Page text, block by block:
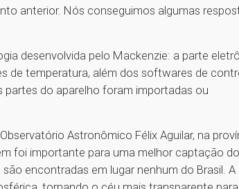
anterior. Nós conseguimos algumas
desenvolvida pelo Mackenzie: a parte
de temperatura, além dos softwares de
do aparelho foram importadas ou
Astronômico Félix Aguilar, na
foi importante para uma melhor captação
encontradas em lugar nenhum do Brasil. A